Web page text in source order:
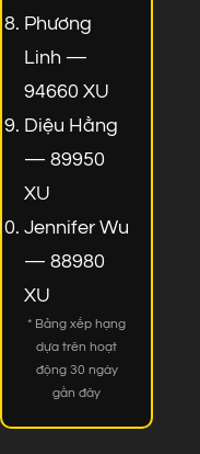
Phương
Linh —
94660 XU
Diệu Hằng
— 89950
XU
Jennifer Wu
— 88980
XU
* Bảng xếp hạng
dựa trên hoạt
động 30 ngày
gần đây